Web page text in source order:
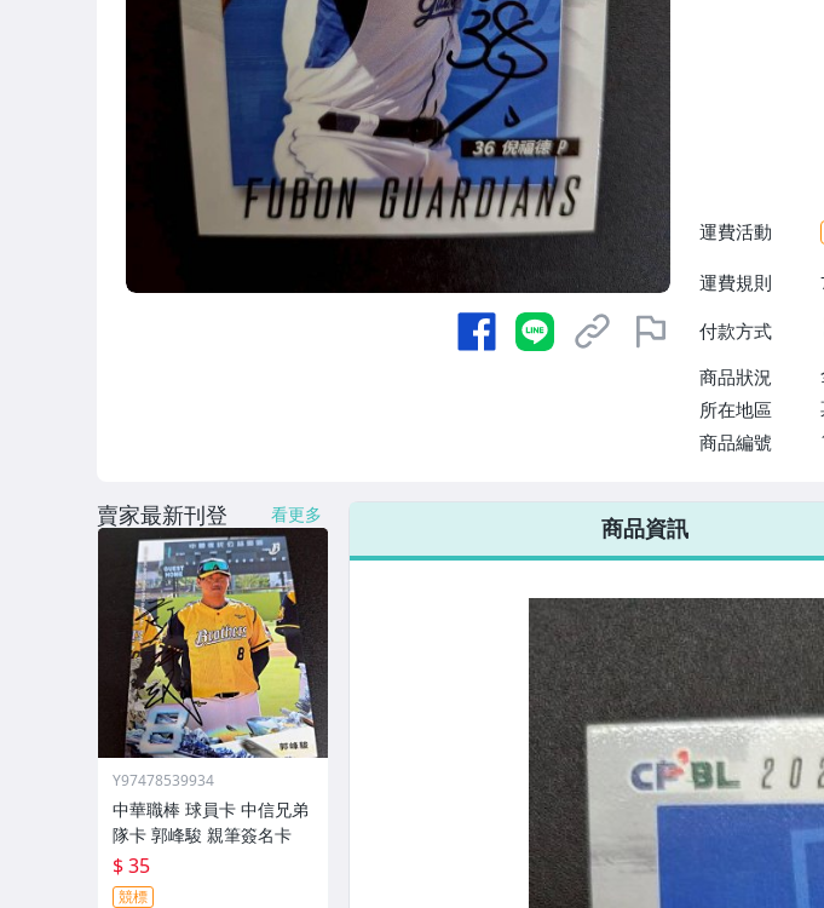
運費活動
運費規則
付款方式
商品狀況
所在地區
商品編號
7-
商品資訊
賣家最新刊登 看更多
Y97478539934
中華職棒 球員卡 中信兄弟
隊卡 郭峰駿 親筆簽名卡
$ 35
競標